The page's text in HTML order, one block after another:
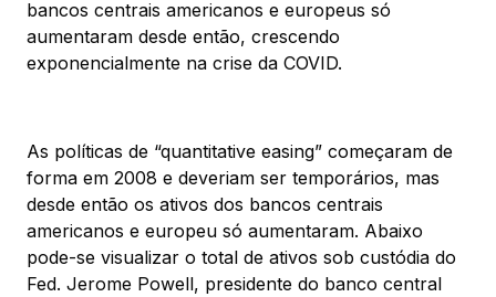
bancos centrais americanos e europeus só
aumentaram desde então, crescendo
exponencialmente na crise da COVID.
As políticas de “quantitative easing” começaram de
forma em 2008 e deveriam ser temporários, mas
desde então os ativos dos bancos centrais
americanos e europeu só aumentaram. Abaixo
pode-se visualizar o total de ativos sob custódia do
Fed. Jerome Powell, presidente do banco central